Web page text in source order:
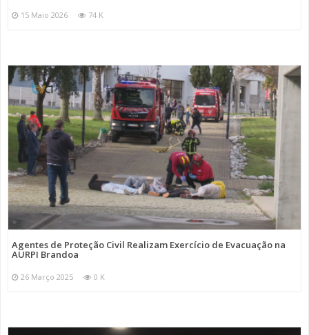
15 Maio 2026 74 K
Agentes de Proteção Civil Realizam Exercício de Evacuação na
AURPI Brandoa
26 Março 2025 0 K